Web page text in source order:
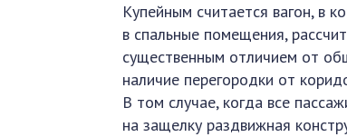
Купейным считается вагон, в
в спальные помещения,
существенным отличием от
наличие перегородки от
В том случае, когда все
на защелку раздвижная